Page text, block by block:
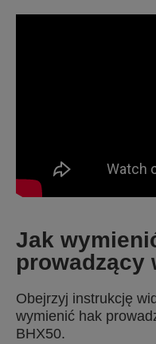
Jak
prowadzący
Obejrzyj instrukcję
wymienić hak
BHX50.